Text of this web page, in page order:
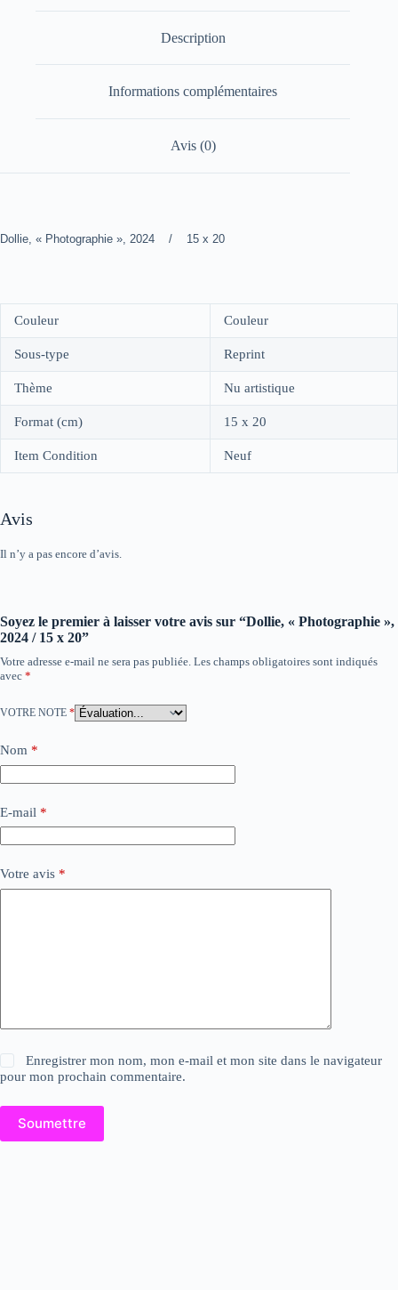
Description
Informations complémentaires
Avis (0)
Dollie, « Photographie », 2024 / 15 x 20
Couleur Couleur
Sous-type Reprint
Thème Nu artistique
Format (cm) 15 x 20
Item Condition Neuf
Avis
Il n’y a pas encore d’avis.
Soyez le premier à laisser votre avis sur “Dollie, « Photographie »,
2024 / 15 x 20”
Votre adresse e-mail ne sera pas publiée. Les champs obligatoires sont indiqués
avec *
VOTRE NOTE *
Nom *
E-mail *
Votre avis *
Enregistrer mon nom, mon e-mail et mon site dans le navigateur
pour mon prochain commentaire.
Soumettre